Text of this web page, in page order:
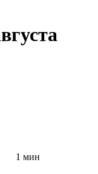
1 мин